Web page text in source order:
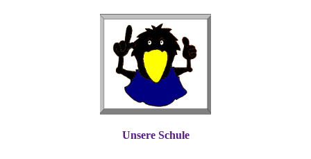
Unsere Schule